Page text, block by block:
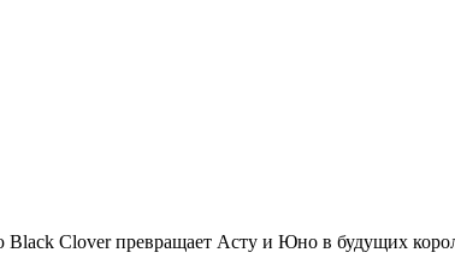
Black Clover превращает Асту и Юно в будущих